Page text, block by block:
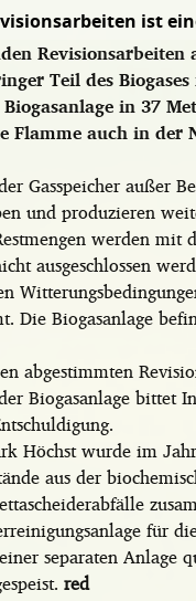
ist
Teil des
in 37
Flamme auch in
Gasspeicher außer
und produzieren
werden mit
ausgeschlossen
Die Biogasanlage
abgestimmten
Biogasanlage bittet
Höchst wurde im
aus der
für
separaten Anlage
red